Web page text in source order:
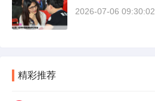
2026-07-06 09:30:02
精彩推荐